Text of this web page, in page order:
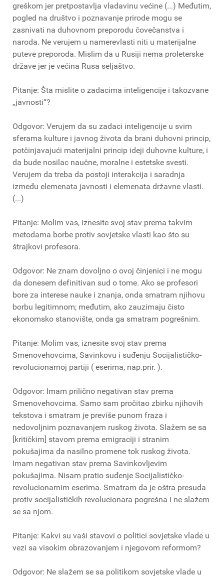
greškom jer pretpostavlja vladavinu većine (...) Međutim,
pogled na društvo i poznavanje prirode mogu se
zasnivati na duhovnom preporodu čovečanstva i
naroda. Ne verujem u namerevlasti niti u materijalne
puteve preporoda. Mislim da u Rusiji nema proleterske
države jer je većina Rusa seljaštvo.
Pitanje: Šta mislite o zadacima inteligencije i takozvane
„javnosti“?
Odgovor: Verujem da su zadaci inteligencije u svim
sferama kulture i javnog života da brani duhovni princip,
potčinjavajući materijalni princip ideji duhovne kulture, i
da bude nosilac naučne, moralne i estetske svesti.
Verujem da treba da postoji interakcija i saradnja
između elemenata javnosti i elemenata državne vlasti.
(...)
Pitanje: Molim vas, iznesite svoj stav prema takvim
metodama borbe protiv sovjetske vlasti kao što su
štrajkovi profesora.
Odgovor: Ne znam dovoljno o ovoj činjenici i ne mogu
da donesem definitivan sud o tome. Ako se profesori
bore za interese nauke i znanja, onda smatram njihovu
borbu legitimnom; međutim, ako zauzimaju čisto
ekonomsko stanovište, onda ga smatram pogrešnim.
Pitanje: Molim vas, iznesite svoj stav prema
Smenovehovcima, Savinkovu i suđenju Socijalističko-
revolucionarnoj partiji ( eserima, nap.prir. ).
Odgovor: Imam prilično negativan stav prema
Smenovehovcima. Samo sam pročitao zbirku njihovih
tekstova i smatram je previše punom fraza i
nedovoljnim poznavanjem ruskog života. Slažem se sa
[kritičkim] stavom prema emigraciji i stranim
pokušajima da nasilno promene tok ruskog života.
Imam negativan stav prema Savinkovljevim
pokušajima. Nisam pratio suđenje Socijalističko-
revolucionarnim eserima. Smatram da je oštra presuda
protiv socijalističkih revolucionara pogrešna i ne slažem
se sa njom.
Pitanje: Kakvi su vaši stavovi o politici sovjetske vlade u
vezi sa visokim obrazovanjem i njegovom reformom?
Odgovor: Ne slažem se sa politikom sovjetske vlade u